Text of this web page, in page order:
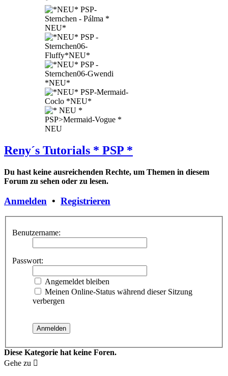
Reny´s Tutorials * PSP *
Du hast keine ausreichenden Rechte, um Themen in diesem
Forum zu sehen oder zu lesen.
Anmelden • Registrieren
Benutzername:
Passwort:
Angemeldet bleiben
Meinen Online-Status während dieser Sitzung
verbergen
Diese Kategorie hat keine Foren.
Gehe zu